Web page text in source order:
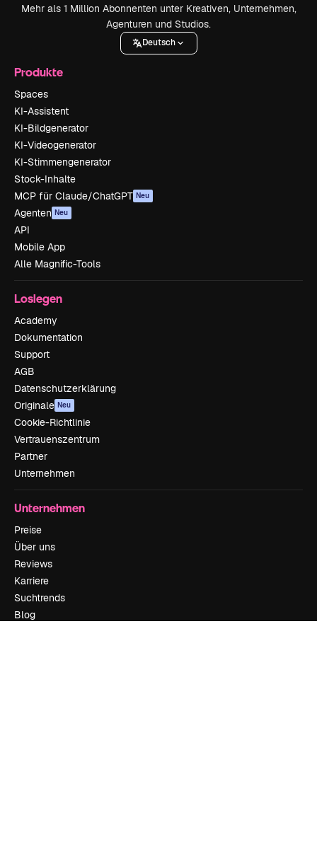
Mehr als 1 Million Abonnenten unter Kreativen, Unternehmen,
Agenturen und Studios.
Deutsch
Produkte
Spaces
KI-Assistent
KI-Bildgenerator
KI-Videogenerator
KI-Stimmengenerator
Stock-Inhalte
MCP für Claude/ChatGPT Neu
Agenten Neu
API
Mobile App
Alle Magnific-Tools
Loslegen
Academy
Dokumentation
Support
AGB
Datenschutzerklärung
Originale Neu
Cookie-Richtlinie
Vertrauenszentrum
Partner
Unternehmen
Unternehmen
Preise
Über uns
Reviews
Karriere
Suchtrends
Blog